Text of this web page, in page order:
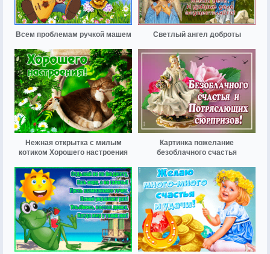
Всем проблемам ручкой машем Светлый ангел доброты
Нежная открытка с милым
котиком Хорошего настроения
Картинка пожелание
безоблачного счастья